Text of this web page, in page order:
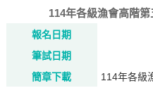
114年各級漁會高階
報名日期
筆試日期
簡章下載
114年各級